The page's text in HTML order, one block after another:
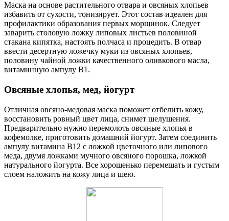
Маска на основе растительного отвара и овсяных хлопьев
избавить от сухости, тонизирует. Этот состав идеален для
профилактики образования первых морщинок. Следует
заварить столовую ложку липовых листьев половиной
стакана кипятка, настоять полчаса и процедить. В отвар
ввести десертную ложечку муки из овсяных хлопьев,
половину чайной ложки качественного оливкового масла,
витаминную ампулу В1.
Овсяные хлопья, мед, йогурт
Отличная овсяно-медовая маска поможет отбелить кожу,
восстановить ровный цвет лица, снимет шелушения.
Предварительно нужно перемолоть овсяные хлопья в
кофемолке, приготовить домашний йогурт. Затем соединить
ампулу витамина В12 с ложкой цветочного или липового
меда, двумя ложками мучного овсяного порошка, ложкой
натурального йогурта. Все хорошенько перемешать и густым
слоем наложить на кожу лица и шею.